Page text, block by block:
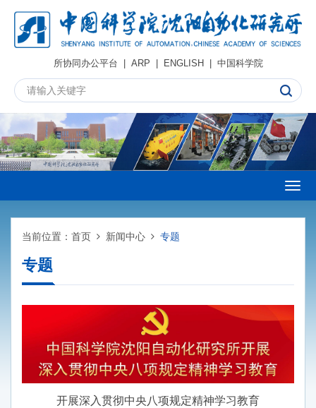
所协同办公平台 | ARP | ENGLISH| 中国科学院
当前位置： 首页 新闻中心 专题
专题
开展深入贯彻中央八项规定精神学习教育